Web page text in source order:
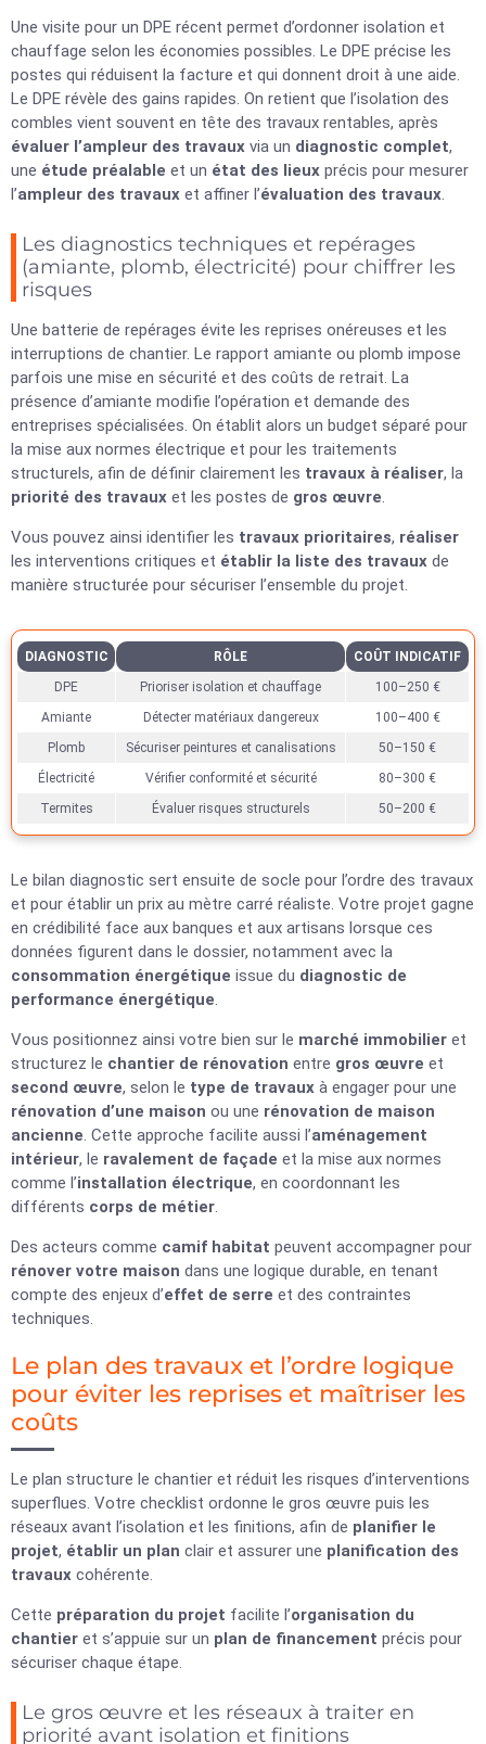
Une visite pour un DPE récent permet d’ordonner isolation et
chauffage selon les économies possibles. Le DPE précise les
postes qui réduisent la facture et qui donnent droit à une aide.
Le DPE révèle des gains rapides. On retient que l’isolation des
combles vient souvent en tête des travaux rentables, après
évaluer l’ampleur des travaux via un diagnostic complet,
une étude préalable et un état des lieux précis pour mesurer
l’ampleur des travaux et affiner l’évaluation des travaux.
Les diagnostics techniques et repérages
(amiante, plomb, électricité) pour chiffrer les
risques
Une batterie de repérages évite les reprises onéreuses et les
interruptions de chantier. Le rapport amiante ou plomb impose
parfois une mise en sécurité et des coûts de retrait. La
présence d’amiante modifie l’opération et demande des
entreprises spécialisées. On établit alors un budget séparé pour
la mise aux normes électrique et pour les traitements
structurels, afin de définir clairement les travaux à réaliser, la
priorité des travaux et les postes de gros œuvre.
Vous pouvez ainsi identifier les travaux prioritaires, réaliser
les interventions critiques et établir la liste des travaux de
manière structurée pour sécuriser l’ensemble du projet.
DIAGNOSTIC RÔLE
COÛT INDICATIF
DPE
Prioriser isolation et chauffage
100–250 €
Amiante
Détecter matériaux dangereux
100–400 €
Plomb
Sécuriser peintures et canalisations
50–150 €
Électricité
Vérifier conformité et sécurité
80–300 €
Termites
Évaluer risques structurels 50–200 €
Le bilan diagnostic sert ensuite de socle pour l’ordre des travaux
et pour établir un prix au mètre carré réaliste. Votre projet gagne
en crédibilité face aux banques et aux artisans lorsque ces
données figurent dans le dossier, notamment avec la
consommation énergétique issue du diagnostic de
performance énergétique.
Vous positionnez ainsi votre bien sur le marché immobilier et
structurez le chantier de rénovation entre gros œuvre et
second œuvre, selon le type de travaux à engager pour une
rénovation d’une maison ou une rénovation de maison
ancienne. Cette approche facilite aussi l’aménagement
intérieur, le ravalement de façade et la mise aux normes
comme l’installation électrique, en coordonnant les
différents corps de métier.
Des acteurs comme camif habitat peuvent accompagner pour
rénover votre maison dans une logique durable, en tenant
compte des enjeux d’effet de serre et des contraintes
techniques.
Le plan des travaux et l’ordre logique
pour éviter les reprises et maîtriser les
coûts
Le plan structure le chantier et réduit les risques d’interventions
superflues. Votre checklist ordonne le gros œuvre puis les
réseaux avant l’isolation et les finitions, afin de planifier le
projet, établir un plan clair et assurer une planification des
travaux cohérente.
Cette préparation du projet facilite l’organisation du
chantier et s’appuie sur un plan de financement précis pour
sécuriser chaque étape.
Le gros œuvre et les réseaux à traiter en
priorité avant isolation et finitions